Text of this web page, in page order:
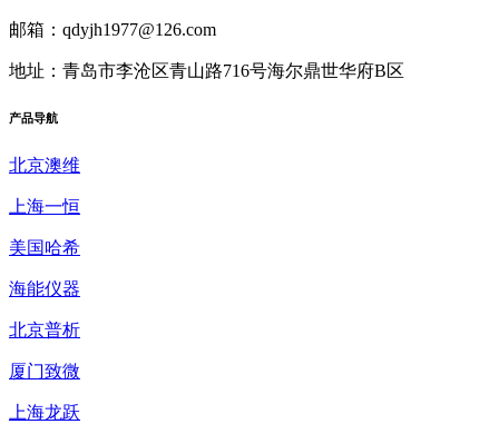
邮箱：qdyjh1977@126.com
地址：青岛市李沧区青山路716号海尔鼎世华府B区
产品导航
北京澳维
上海一恒
美国哈希
海能仪器
北京普析
厦门致微
上海龙跃